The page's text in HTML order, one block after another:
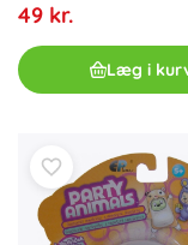
49 kr.
Læg i